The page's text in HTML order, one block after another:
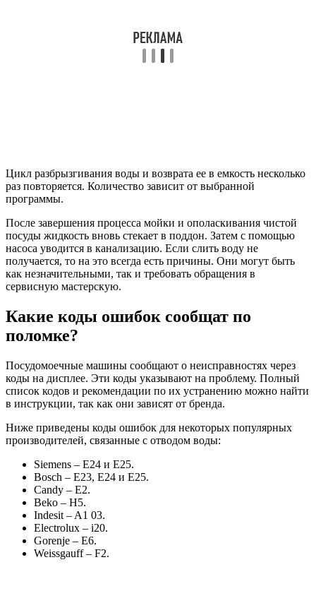
Цикл разбрызгивания воды и возврата ее в емкость несколько
раз повторяется. Количество зависит от выбранной
программы.
После завершения процесса мойки и ополаскивания чистой
посуды жидкость вновь стекает в поддон. Затем с помощью
насоса уводится в канализацию. Если слить воду не
получается, то на это всегда есть причины. Они могут быть
как незначительными, так и требовать обращения в
сервисную мастерскую.
Какие коды ошибок сообщат по
поломке?
Посудомоечные машины сообщают о неисправностях через
коды на дисплее. Эти коды указывают на проблему. Полный
список кодов и рекомендации по их устранению можно найти
в инструкции, так как они зависят от бренда.
Ниже приведены коды ошибок для некоторых популярных
производителей, связанные с отводом воды:
Siemens – E24 и E25.
Bosch – E23, E24 и E25.
Candy – E2.
Beko – H5.
Indesit – A1 03.
Electrolux – i20.
Gorenje – E6.
Weissgauff – F2.